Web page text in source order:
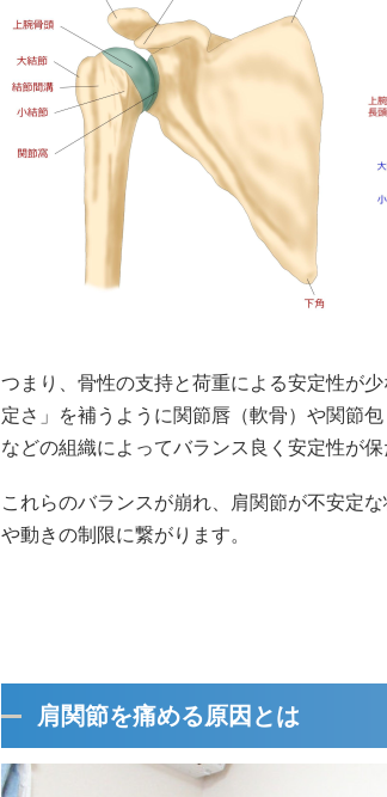
つまり、骨性の支持と荷重による安定性が
定さ」を補うように関節唇（軟骨）や関節
などの組織によってバランス良く安定性が保
これらのバランスが崩れ、肩関節が不安定
や動きの制限に繋がります。
肩関節を痛める原因とは